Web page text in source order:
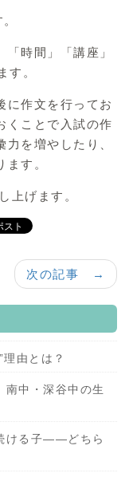
時間」「講座」
す。
に作文を行ってお
くことで入試の作
を増やしたり、
す。
上げます。
次の記事 →
由とは？
南中・深谷中の生
ける子——どちら